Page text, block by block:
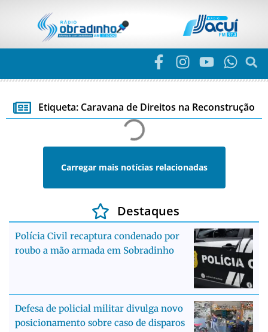
Etiqueta: Caravana de Direitos na Reconstrução
Carregar mais notícias relacionadas
Destaques
Polícia Civil recaptura condenado por
roubo a mão armada em Sobradinho
Defesa de policial militar divulga novo
posicionamento sobre caso de disparos